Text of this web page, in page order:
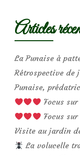
Articles
La Punaise à
Rétrospective de
Punaise,
Focus
Focus
Visite au jardin
La volucelle